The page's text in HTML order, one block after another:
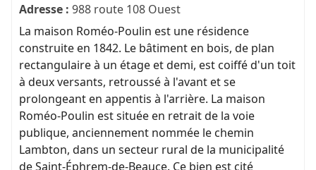
Adresse : 988 route 108 Ouest
La maison Roméo-Poulin est une résidence
construite en 1842. Le bâtiment en bois, de plan
rectangulaire à un étage et demi, est coiffé d'un toit
à deux versants, retroussé à l'avant et se
prolongeant en appentis à l'arrière. La maison
Roméo-Poulin est située en retrait de la voie
publique, anciennement nommée le chemin
Lambton, dans un secteur rural de la municipalité
de Saint-Éphrem-de-Beauce. Ce bien est cité